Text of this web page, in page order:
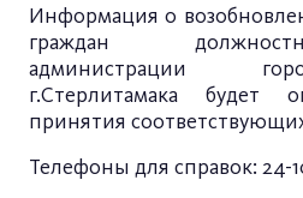
Информация о
граждан
администрации
г.Стерлитамака будет
принятия
Телефоны для справок: 24-